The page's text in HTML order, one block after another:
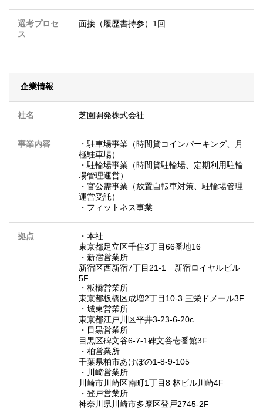
選考プロセ
ス
面接（履歴書持参）1回
企業情報
社名 芝園開発株式会社
事業内容
・駐車場事業（時間貸コインパーキング、月
極駐車場）
・駐輪場事業（時間貸駐輪場、定期利用駐輪
場管理運営）
・官公需事業（放置自転車対策、駐輪場管理
運営受託）
・フィットネス事業
拠点
・本社
東京都足立区千住3丁目66番地16
・新宿営業所
新宿区西新宿7丁目21-1 新宿ロイヤルビル
5F
・板橋営業所
東京都板橋区成増2丁目10-3 三栄ドメール3F
・城東営業所
東京都江戸川区平井3-23-6-20c
・目黒営業所
目黒区碑文谷6-7-1碑文谷壱番館3F
・柏営業所
千葉県柏市あけぼの1-8-9-105
・川崎営業所
川崎市川崎区南町1丁目8 林ビル川崎4F
・登戸営業所
神奈川県川崎市多摩区登戸2745-2F